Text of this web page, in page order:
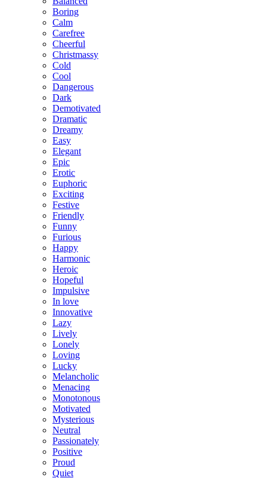
Boring
Calm
Carefree
Cheerful
Christmassy
Cold
Cool
Dangerous
Dark
Demotivated
Dramatic
Dreamy
Easy
Elegant
Epic
Erotic
Euphoric
Exciting
Festive
Friendly
Funny
Furious
Happy
Harmonic
Heroic
Hopeful
Impulsive
In love
Innovative
Lazy
Lively
Lonely
Loving
Lucky
Melancholic
Menacing
Monotonous
Motivated
Mysterious
Neutral
Passionately
Positive
Proud
Quiet